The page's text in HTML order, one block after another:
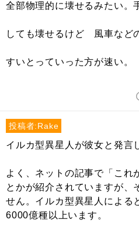
全部物理的に壊せるみたい。
しても壊せるけど 風車など
すいとっていった方が速い
投稿者:Rake
イルカ型異星人が彼女と発言
よく、ネットの記事で「これ
とかが紹介されていますが、
せん。イルカ型異星人による
6000億種以上います。